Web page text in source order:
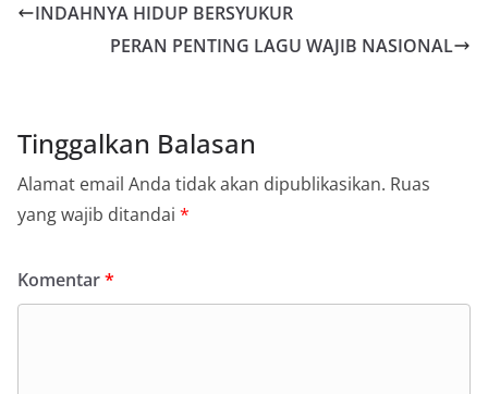
INDAHNYA HIDUP BERSYUKUR
PERAN PENTING LAGU WAJIB NASIONAL
Tinggalkan Balasan
Alamat email Anda tidak akan dipublikasikan. Ruas
yang wajib ditandai *
Komentar*